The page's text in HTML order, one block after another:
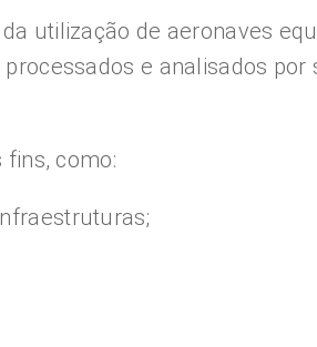
utilização de aeronaves
e analisados
fins, como: